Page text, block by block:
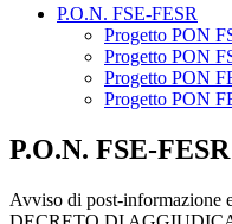
P.O.N. FSE-FESR
Progetto PON
Progetto PON
Progetto PON
Progetto PON
P.O.N. FSE-FESR
Avviso di post-informazione